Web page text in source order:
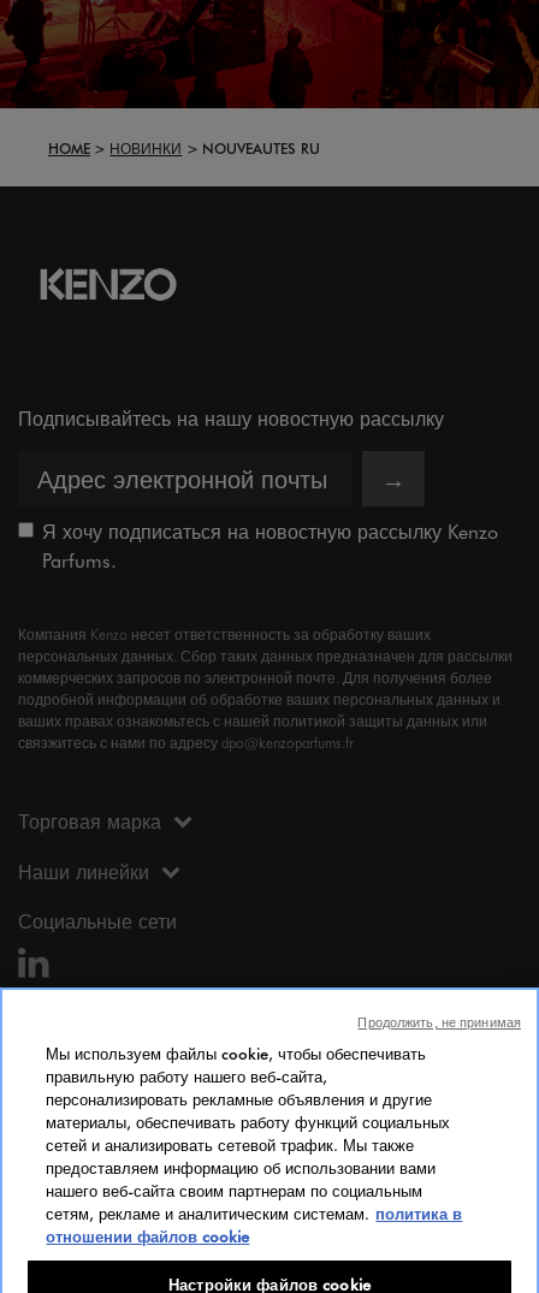
HOME НОВИНКИ NOUVEAUTES RU
Подписывайтесь на нашу новостную рассылку
→
Я хочу подписаться на новостную рассылку Kenzo
Parfums.
Компания Kenzo несет ответственность за обработку ваших
персональных данных. Сбор таких данных предназначен для рассылки
коммерческих запросов по электронной почте. Для получения более
подробной информации об обработке ваших персональных данных и
ваших правах ознакомьтесь с нашей политикой защиты данных или
связжитесь с нами по адресу dpo@kenzoparfums.fr
Торговая марка
Наши линейки
Социальные сети
Юридическая информация
Юридическая информация
Личные данные
Cookie Policy
Доступ
Индекс гендерного равенства
Мы используем файлы cookie, чтобы обеспечивать
правильную работу нашего веб-сайта,
персонализировать рекламные объявления и другие
материалы, обеспечивать работу функций социальных
сетей и анализировать сетевой трафик. Мы также
предоставляем информацию об использовании вами
нашего веб-сайта своим партнерам по социальным
сетям, рекламе и аналитическим системам. политика в
отношении файлов cookie
Настройки файлов cookie
Продолжить, не принимая